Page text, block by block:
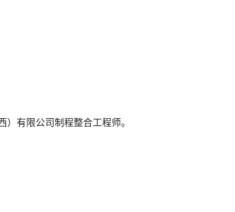
有限公司制程整合工程师。